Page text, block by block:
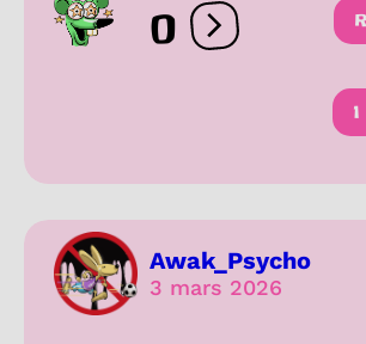
0 Ouvrir les
Awak_Psycho
3 mars 2026